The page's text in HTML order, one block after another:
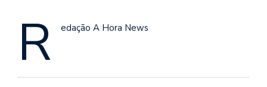
R edação A Hora News